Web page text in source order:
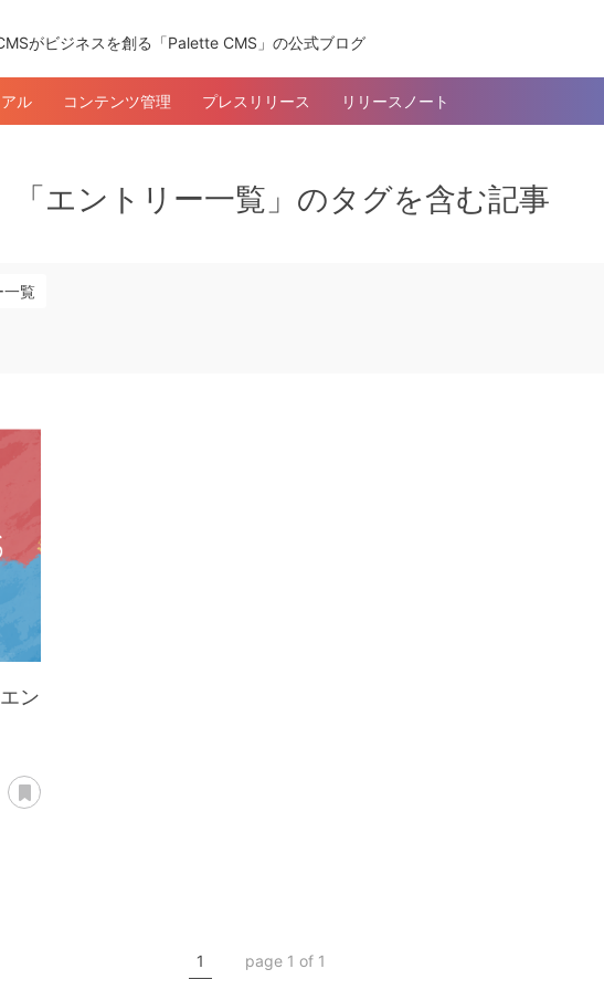
がビジネスを創る「Palette CMS」の公式ブログ
ル コンテンツ管理 プレスリリース リリースノート
「エントリー一覧」のタグを含む記事
一覧
ン
1 page 1 of 1